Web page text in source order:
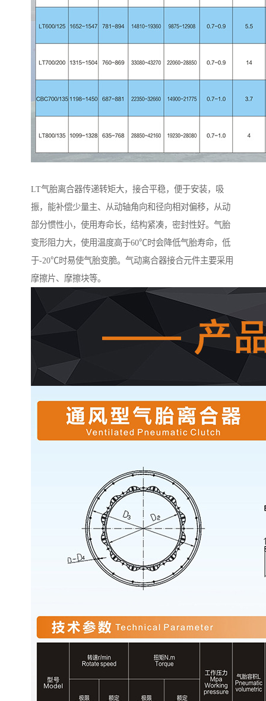
LT气胎离合器传递转矩大，接合平稳，便于安装，吸
振，能补偿少量主、从动轴角向和径向相对偏移，从动
部分惯性小，使用寿命长，结构紧凑，密封性好。气胎
变形阻力大，使用温度高于60℃时会降低气胎寿命，低
于-20℃时易使气胎变脆。气动离合器接合元件主要采用
摩擦片、摩擦块等。